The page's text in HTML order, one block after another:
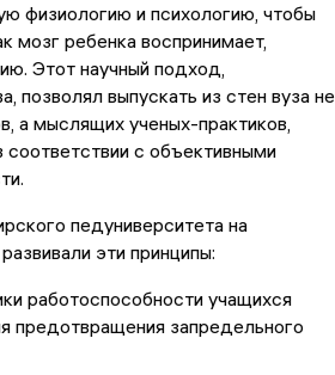
физиологию и психологию, чтобы
мозг ребенка воспринимает,
Этот научный подход,
выпускать из стен вуза не
а мыслящих ученых-практиков,
с объективными
педуниверситета на
эти принципы:
работоспособности учащихся
предотвращения запредельного